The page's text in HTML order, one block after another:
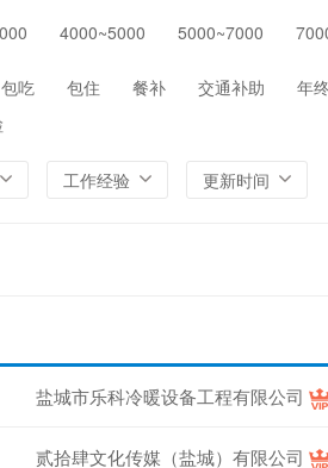
农/林/牧/渔业 其他
4000~5000 5000~7000
包吃 包住 餐补 交通补助 年
工作经验 更新时间
盐城市乐科冷暖设备工程有限公司
贰拾肆文化传媒（盐城）有限公司